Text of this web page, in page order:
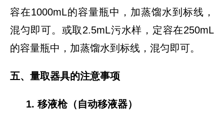
容在1000mL的容量瓶中，加蒸馏水到标线，
混匀即可。或取2.5mL污水样，定容在250mL
的容量瓶中，加蒸馏水到标线，混匀即可。
五、量取器具的注意事项
1. 移液枪（自动移液器）